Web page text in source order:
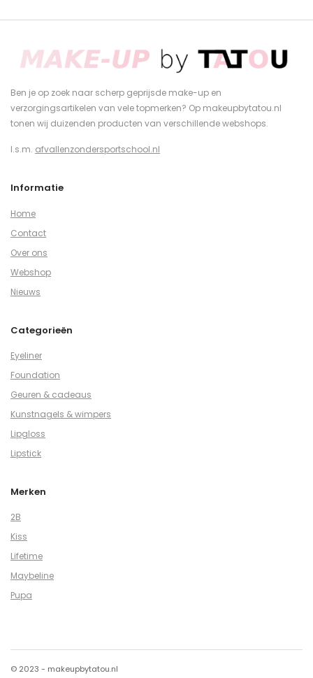
Ben je op zoek naar scherp geprijsde make-up en
verzorgingsartikelen van vele topmerken? Op makeupbytatou.nl
tonen wij duizenden producten van verschillende webshops.
I.s.m. afvallenzondersportschool.nl
Informatie
Home
Contact
Over ons
Webshop
Nieuws
Categorieën
Eyeliner
Foundation
Geuren & cadeaus
Kunstnagels & wimpers
Lipgloss
Lipstick
Merken
2B
Kiss
Lifetime
Maybeline
Pupa
© 2023 - makeupbytatou.nl